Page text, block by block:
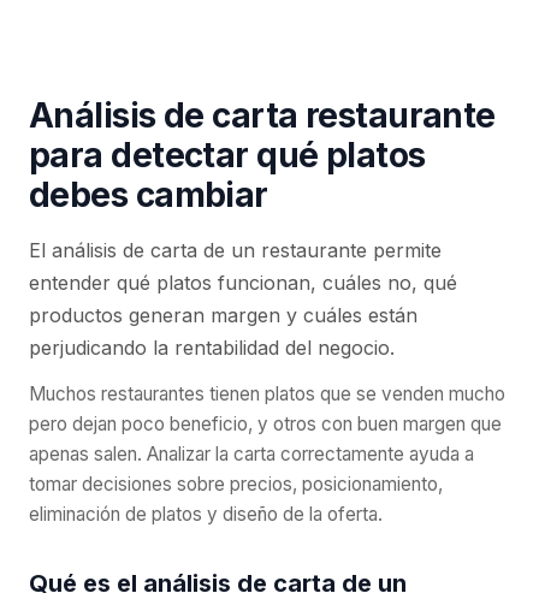
Análisis de carta restaurante
para detectar qué platos
debes cambiar
El análisis de carta de un restaurante permite
entender qué platos funcionan, cuáles no, qué
productos generan margen y cuáles están
perjudicando la rentabilidad del negocio.
Muchos restaurantes tienen platos que se venden mucho
pero dejan poco beneficio, y otros con buen margen que
apenas salen. Analizar la carta correctamente ayuda a
tomar decisiones sobre precios, posicionamiento,
eliminación de platos y diseño de la oferta.
Qué es el análisis de carta de un